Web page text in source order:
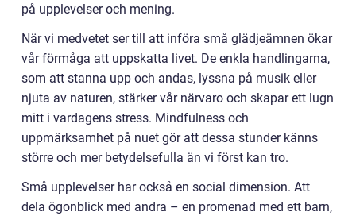
på upplevelser och mening.
När vi medvetet ser till att införa små glädjeämnen ökar
vår förmåga att uppskatta livet. De enkla handlingarna,
som att stanna upp och andas, lyssna på musik eller
njuta av naturen, stärker vår närvaro och skapar ett lugn
mitt i vardagens stress. Mindfulness och
uppmärksamhet på nuet gör att dessa stunder känns
större och mer betydelsefulla än vi först kan tro.
Små upplevelser har också en social dimension. Att
dela ögonblick med andra – en promenad med ett barn,